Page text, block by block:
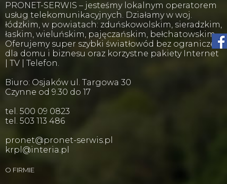
PRONET-SERWIS – jesteśmy lokalnym operatorem
usług telekomunikacyjnych. Działamy w woj.
łódzkim, w powiatach: zduńskowolskim, sieradzkim,
łaskim, wieluńskim, pajęczańskim, bełchatowskim.
Oferujemy super szybki światłowód bez ograniczeń
dla domu i biznesu oraz korzystne pakiety Internet
| TV | Telefon.
Biuro: Osjaków ul. Targowa 30
Czynne od 9.30 do 17
tel. 500 09 0823
tel. 503 113 486
pronet@pronet-serwis.pl
krpl@interia.pl
O FIRMIE